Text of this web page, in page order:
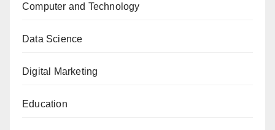
Computer and Technology
Data Science
Digital Marketing
Education